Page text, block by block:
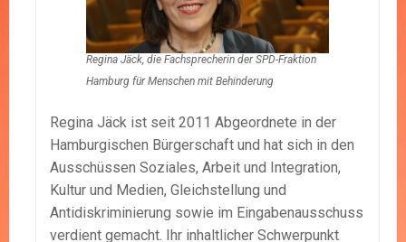
Regina Jäck, die Fachsprecherin der SPD-Fraktion
Hamburg für Menschen mit Behinderung
Regina Jäck ist seit 2011 Abgeordnete in der
Hamburgischen Bürgerschaft und hat sich in den
Ausschüssen Soziales, Arbeit und Integration,
Kultur und Medien, Gleichstellung und
Antidiskriminierung sowie im Eingabenausschuss
verdient gemacht. Ihr inhaltlicher Schwerpunkt